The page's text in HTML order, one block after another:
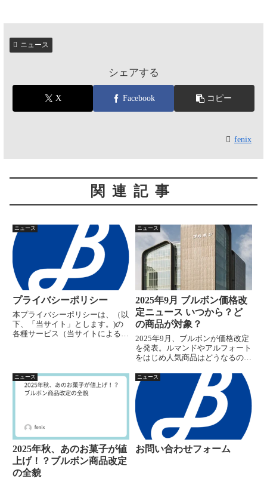
ニュース
シェアする
X Facebook コピー
fenix
関連記事
ニュース
プライバシーポリシー
本プライバシーポリシーは、（以
下、「当サイト」とします。)の
各種サービス（当サイトによる情
人情報もしくはそれに準ずる情報
を取り扱う際に、当サイトが遵
守...
ニュース
2025年9月 ブルボン価格改
定ニュース いつから？ど
の商品が対象？
2025年9月、ブルボンが価格改定
を発表。ルマンドやアルフォート
をはじめ人気商品はどうなるの
消費者への影響を詳しく解説しま
す。
ニュース
2025年秋、あのお菓子が値
上げ！？ブルボン商品改定
の全貌
ニュース
お問い合わせフォーム